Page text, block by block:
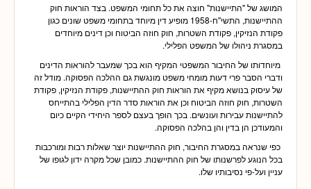
המושג של "התיישנות" חוצה את כל תחומי המשפט. בצד הוראות חוק
ההתיישנות, התשי"ח-1958 מופיע דין מיוחד בתחומי משפט שונים כגון
פקודת הנזיקין, פקודת השטרות, חוק חוזה הביטוח וכן דינים מיוחדים
במסגרת ניהולו של המשפט הפלילי.
מיוחדותו של החיבור המשפטי המקיף הוא בכך שמעבר להוראות הדינים
ודברי הסבר פרי דעות מומחי משפט מונגשת גם ההלכה הפסוקה. מודל זה
של עיסוק בנושא מקיף את הוראות חוק ההתיישנות, פקודת הנזיקין, פקודת
השטרות, חוק חוזה הביטוח וכן את הוראות סדר הדין הפלילי בהתייחס
להתיישנות עבירות ועונשים. בכך הופך בעצם לספר היחידי הקיים כיום
והמעודכן הן בדין והן בהלכה הפסוקה.
כפי שנראה במסגרת החיבור, חוק ההתיישנות יוצר שאלות רבות ומורכבות
בכל הנוגע לפרשנותו של חוק ההתיישנות. כמובן שכל מקרה ידון לגופו של
עניין ועל-פי נסיבותיו שלו.